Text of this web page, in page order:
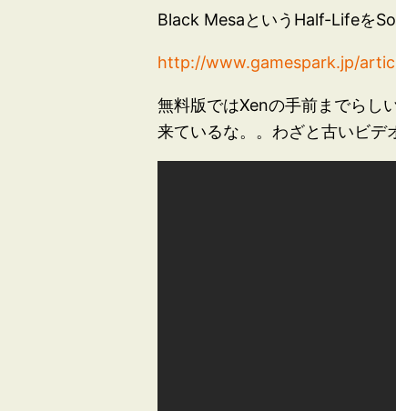
Black MesaというHalf-Lifeを
http://www.gamespark.jp/
無料版ではXenの手前までらし
来ているな。。わざと古いビデ